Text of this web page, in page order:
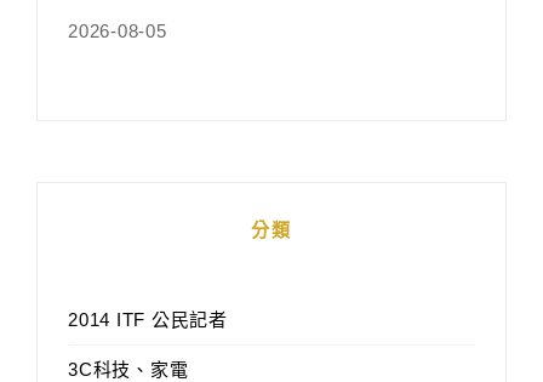
2026-08-05
分類
2014 ITF 公民記者
3C科技、家電